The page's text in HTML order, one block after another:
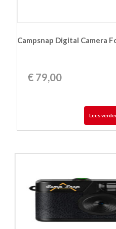
Campsnap Digital Camera
€79,00
Lees